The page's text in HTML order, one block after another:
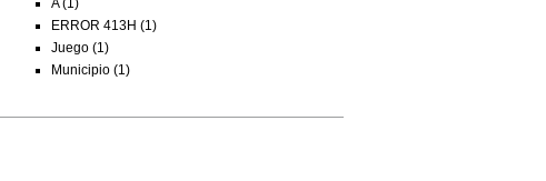
A (1)
ERROR 413H (1)
Juego (1)
Municipio (1)